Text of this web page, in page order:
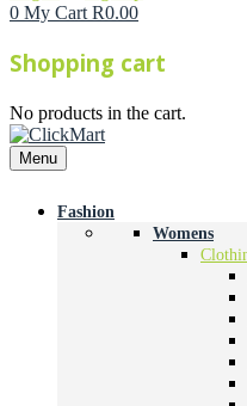
0 My Cart R0.00
Shopping cart
No products in the cart.
Menu
Fashion
Womens